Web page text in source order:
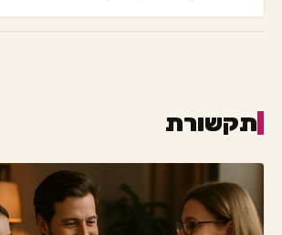
תקשורת